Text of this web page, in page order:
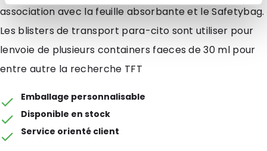
association avec la feuille absorbante et le Safetybag.
Les blisters de transport para-cito sont utiliser pour
lenvoie de plusieurs containers faeces de 30 ml pour
entre autre la recherche TFT
Emballage personnalisable
Disponible en stock
Service orienté client